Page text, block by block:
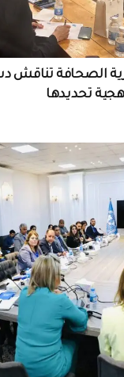
الصحافة تناقش
تحديدها